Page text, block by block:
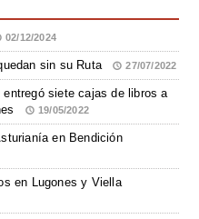
02/12/2024
sin su Ruta 27/07/2022
siete cajas de libros a
19/05/2022
en Bendición
en Lugones y Viella